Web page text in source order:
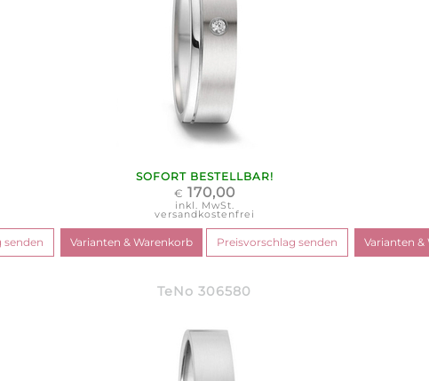
SOFORT BESTELLBAR!
€ 170,00
inkl. MwSt.
versandkostenfrei
TeNo 306580